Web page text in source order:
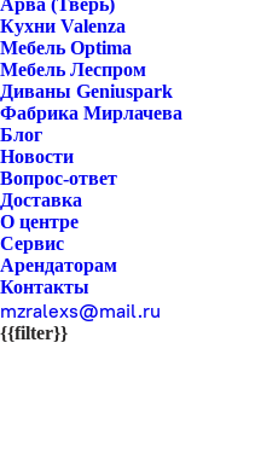
Арва (Тверь)
Кухни Valenza
Мебель Optima
Мебель Леспром
Диваны Geniuspark
Фабрика Мирлачева
Блог
Новости
Вопрос-ответ
Доставка
О центре
Сервис
Арендаторам
Контакты
mzralexs@mail.ru
{{filter}}